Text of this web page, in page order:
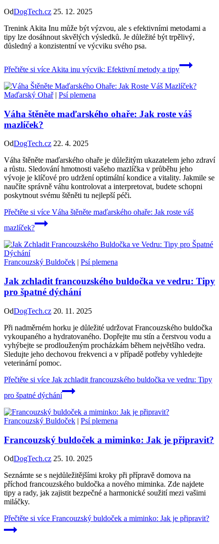
OdDogTech.cz 25. 12. 2025
Trenink Akita Inu může být výzvou, ale s efektivními metodami a
tipy lze dosáhnout skvělých výsledků. Je důležité být trpělivý,
důsledný a konzistentní ve výcviku svého psa.
Přečtěte si více Akita inu výcvik: Efektivní metody a tipy
Maďarský Ohař| Psí plemena
Váha štěněte maďarského ohaře: Jak roste váš
mazlíček?
OdDogTech.cz 22. 4. 2025
Váha štěněte maďarského ohaře je důležitým ukazatelem jeho zdraví
a růstu. Sledování hmotnosti vašeho mazlíčka v průběhu jeho
vývoje je klíčové pro udržení optimální kondice a vitality. Jakmile se
naučíte správně váhu kontrolovat a interpretovat, budete schopni
poskytnout svému štěněti tu nejlepší péči.
Přečtěte si více Váha štěněte maďarského ohaře: Jak roste váš
mazlíček?
Francouzský Buldoček | Psí plemena
Jak zchladit francouzského buldočka ve vedru: Tipy
pro špatné dýchání
OdDogTech.cz 20. 11. 2025
Při nadměrném horku je důležité udržovat Francouzského buldočka
vykoupaného a hydratovaného. Dopřejte mu stín a čerstvou vodu a
vyhýbejte se prodlouženým procházkám během největšího vedra.
Sledujte jeho dechovou frekvenci a v případě potřeby vyhledejte
veterinární pomoc.
Přečtěte si více Jak zchladit francouzského buldočka ve vedru: Tipy
pro špatné dýchání
Francouzský Buldoček | Psí plemena
Francouzský buldoček a miminko: Jak je připravit?
OdDogTech.cz 25. 10. 2025
Seznámte se s nejdůležitějšími kroky při přípravě domova na
příchod francouzského buldočka a nového miminka. Zde najdete
tipy a rady, jak zajistit bezpečné a harmonické soužití mezi vašimi
miláčky.
Přečtěte si více Francouzský buldoček a miminko: Jak je připravit?